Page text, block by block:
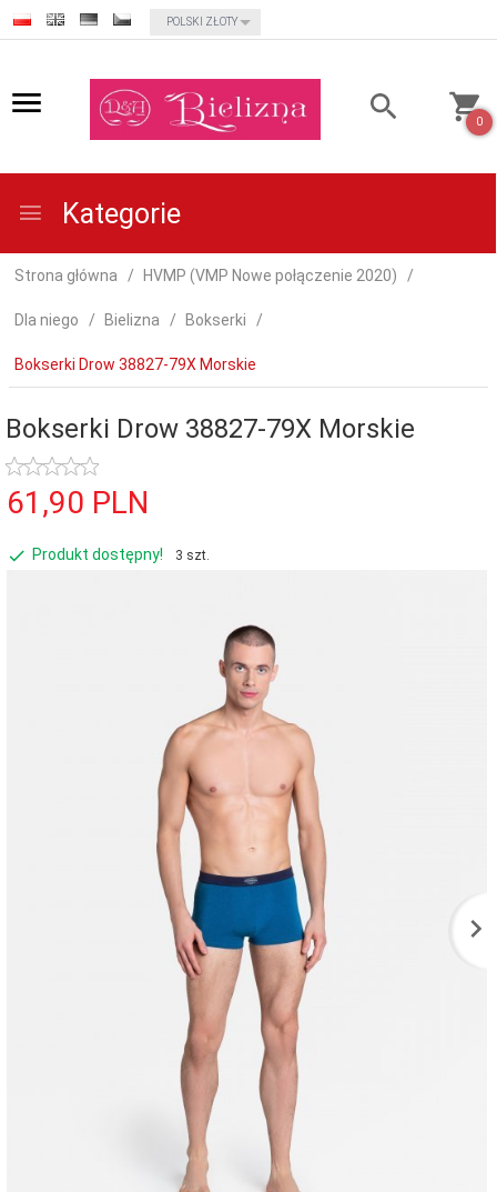
currency_h
POLSKI ZŁOTY
0
Kategorie
Strona główna HVMP (VMP Nowe połączenie 2020)
Dla niego Bielizna Bokserki
Bokserki Drow 38827-79X Morskie
Bokserki Drow 38827-79X Morskie
61,90 PLN
Produkt dostępny! 3 szt.